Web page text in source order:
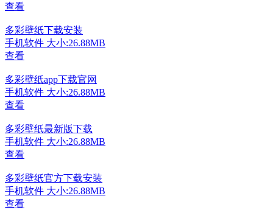
查看
多彩壁纸下载安装
手机软件 大小:26.88MB
查看
多彩壁纸app下载官网
手机软件 大小:26.88MB
查看
多彩壁纸最新版下载
手机软件 大小:26.88MB
查看
多彩壁纸官方下载安装
手机软件 大小:26.88MB
查看